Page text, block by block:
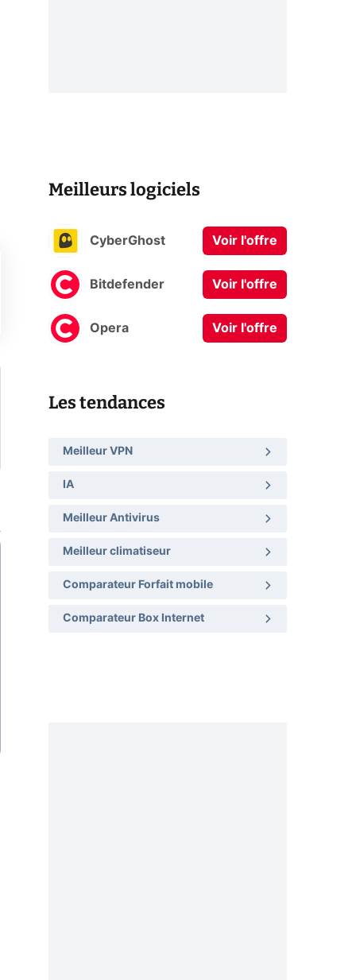
Meilleurs logiciels
CyberGhost Voir l'offre
Bitdefender Voir l'offre
Opera Voir l'offre
Les tendances
Meilleur VPN
IA
Meilleur Antivirus
Meilleur climatiseur
Comparateur Forfait mobile
Comparateur Box Internet